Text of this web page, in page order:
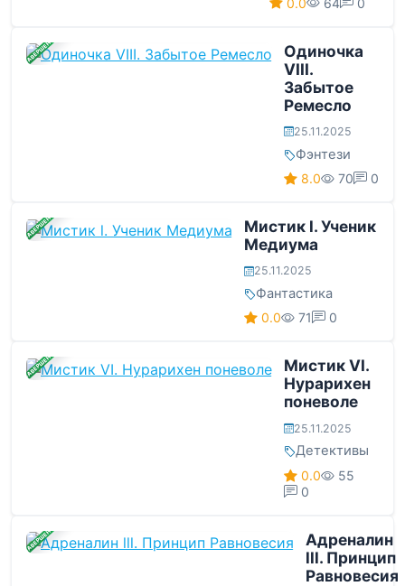
ЗАВЕРШЕНА
Одиночка
VIII.
Забытое
Ремесло
25.11.2025
Фэнтези
8.0 70 0
ЗАВЕРШЕНА
Мистик l. Ученик
Медиума
25.11.2025
Фантастика
0.0 71 0
ЗАВЕРШЕНА
Мистик VI.
Нурарихен
поневоле
25.11.2025
Детективы
0.0
55
0
ЗАВЕРШЕНА
Адреналин
lll. Принцип
Равновесия